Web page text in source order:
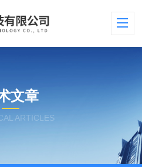
文章
ARTICLES